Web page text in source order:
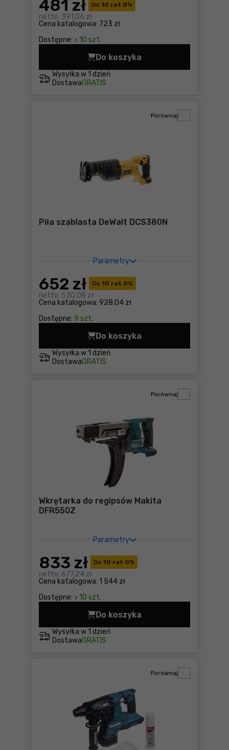
Do 10 rat 0%
Cena katalogowa: 723 zł
481 zł
netto: 391,06 zł
Dostępne: > 10 szt.
Wysyłka w 1 dzień
DostawaGRATIS
Do koszyka
Ręczna przecinarka
Piła szablasta DeWalt DCS380N
Parametry
Do 10 rat 0%
Cena katalogowa: 928,04 zł
652 zł
netto: 530,08 zł
Dostępne: 9 szt.
Porównaj
Wysyłka w 1 dzień
DostawaGRATIS
Do koszyka
Piła szablasta DeWalt
Wkrętarka do regipsów Makita
DFR550Z
Parametry
Do 10 rat 0%
Cena katalogowa: 1 544 zł
833 zł
netto: 677,24 zł
Dostępne: > 10 szt.
Porównaj
Wysyłka w 1 dzień
DostawaGRATIS
Do koszyka
Wkrętarka do regipsów
Porównaj